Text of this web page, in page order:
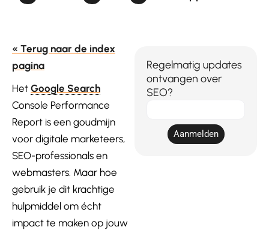
« Terug naar de index
pagina
Het Google Search
Console Performance
Report is een goudmijn
voor digitale marketeers,
SEO-professionals en
webmasters. Maar hoe
gebruik je dit krachtige
hulpmiddel om écht
impact te maken op jouw
Regelmatig updates
ontvangen over
SEO?
Aanmelden